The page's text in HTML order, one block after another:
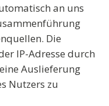
an uns
Die
IP-Adresse durch
Auslieferung
Nutzers zu